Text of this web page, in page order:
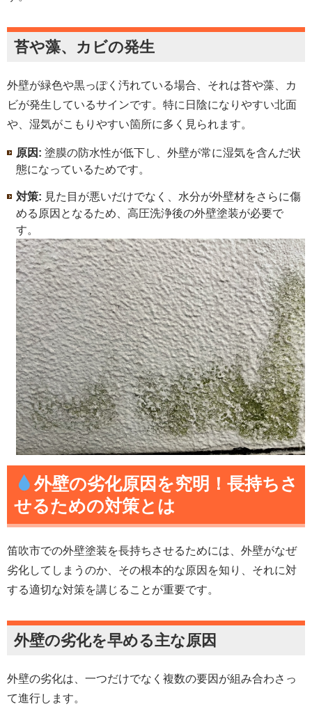
苔や藻、カビの発生
外壁が緑色や黒っぽく汚れている場合、それは苔や藻、カ
ビが発生しているサインです。特に日陰になりやすい北面
や、湿気がこもりやすい箇所に多く見られます。
原因: 塗膜の防水性が低下し、外壁が常に湿気を含んだ状
態になっているためです。
対策: 見た目が悪いだけでなく、水分が外壁材をさらに傷
める原因となるため、高圧洗浄後の外壁塗装が必要で
す。
外壁の劣化原因を究明！長持ちさ
せるための対策とは
笛吹市での外壁塗装を長持ちさせるためには、外壁がなぜ
劣化してしまうのか、その根本的な原因を知り、それに対
する適切な対策を講じることが重要です。
外壁の劣化を早める主な原因
外壁の劣化は、一つだけでなく複数の要因が組み合わさっ
て進行します。